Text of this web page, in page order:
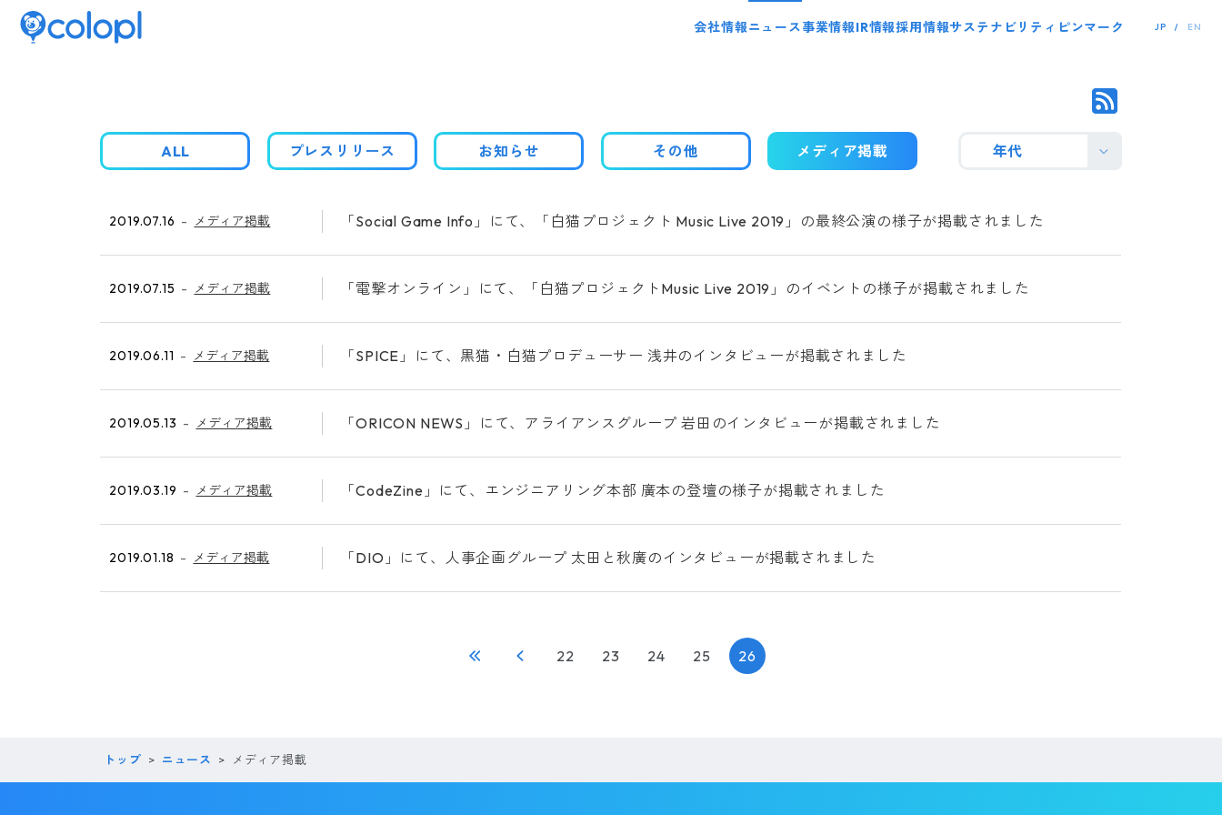
会社情報ニュース事業情報IR情報採用情報サステナビリティ ピンマーク JP EN
ALL プレスリリース お知らせ その他 メディア掲載 年代
2019.07.16 メディア掲載 「Social Game Info」にて、「白猫プロジェクト Music Live 2019」の最終公演の様子が掲載されました
2019.07.15 メディア掲載 「電撃オンライン」にて、「白猫プロジェクトMusic Live 2019」のイベントの様子が掲載されました
2019.06.11 メディア掲載 「SPICE」にて、黒猫・白猫プロデューサー 浅井のインタビューが掲載されました
2019.05.13 メディア掲載 「ORICON NEWS」にて、アライアンスグループ 岩田のインタビューが掲載されました
2019.03.19 メディア掲載 「CodeZine」にて、エンジニアリング本部 廣本の登壇の様子が掲載されました
2019.01.18 メディア掲載 「DIO」にて、人事企画グループ 太田と秋廣のインタビューが掲載されました
22 23 24 25 26
トップ ニュース メディア掲載